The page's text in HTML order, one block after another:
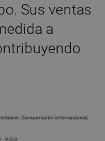
Sus ventas
a